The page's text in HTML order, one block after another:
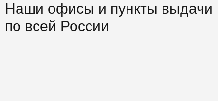
Наши офисы и пункты выдачи
по всей России